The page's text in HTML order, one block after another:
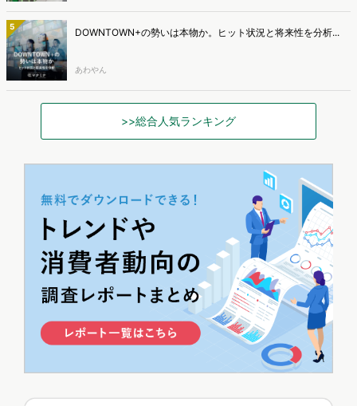
5 DOWNTOWN+の勢いは本物か。ヒット状況と将来性を分析...
あわやん
>>総合人気ランキング